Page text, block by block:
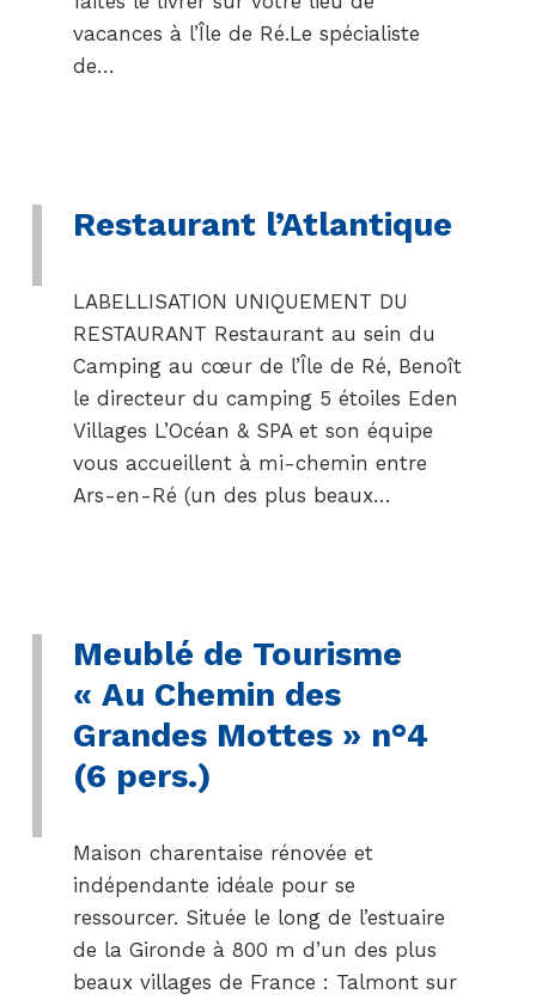
vacances à l’Île de Ré.Le spécialiste
de…
Restaurant l’Atlantique
LABELLISATION UNIQUEMENT DU
RESTAURANT Restaurant au sein du
Camping au cœur de l’Île de Ré, Benoît
le directeur du camping 5 étoiles Eden
Villages L’Océan & SPA et son équipe
vous accueillent à mi-chemin entre
Ars-en-Ré (un des plus beaux…
Meublé de Tourisme
« Au Chemin des
Grandes Mottes » n°4
(6 pers.)
Maison charentaise rénovée et
indépendante idéale pour se
ressourcer. Située le long de l’estuaire
de la Gironde à 800 m d’un des plus
beaux villages de France : Talmont sur